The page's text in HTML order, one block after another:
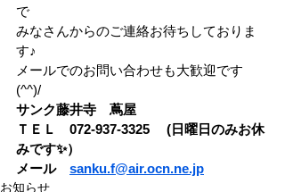
で
みなさんからのご連絡お待ちしておりま
す♪
メールでのお問い合わせも大歓迎です
(^^)/
サンク藤井寺　蔦屋
ＴＥＬ　072-937-3325　 (日曜日のみお休
みです✨）
メール sanku.f@air.ocn.ne.jp
お知らせ